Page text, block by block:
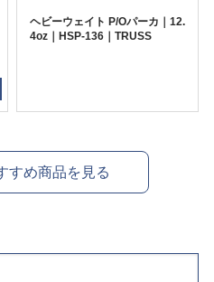
ヘビーウェイト P/Oパーカ｜12.
4oz｜HSP-136｜TRUSS
すめ商品を見る